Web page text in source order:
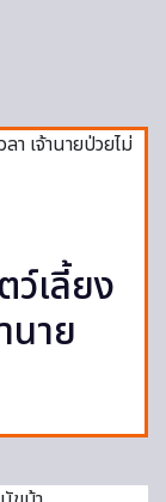
เลี้ยง
นาย